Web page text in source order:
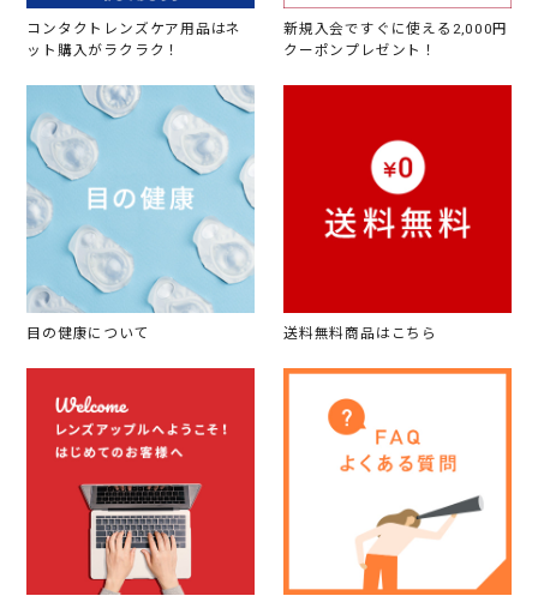
コンタクトレンズケア用品はネ
ット購入がラクラク！
新規入会ですぐに使える2,000円
クーポンプレゼント！
目の健康について 送料無料商品はこちら